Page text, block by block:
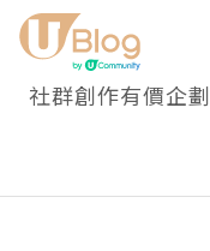
社群創作有價企劃